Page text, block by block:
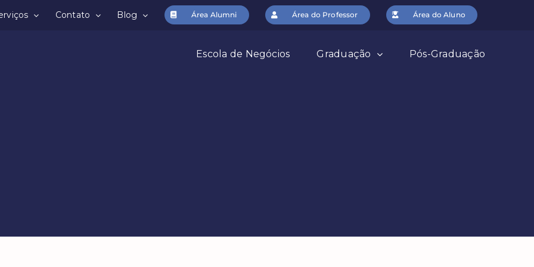
Contato Blog Área Alumni Área do Professor Área do Aluno
Escola de Negócios Graduação Pós-Graduação